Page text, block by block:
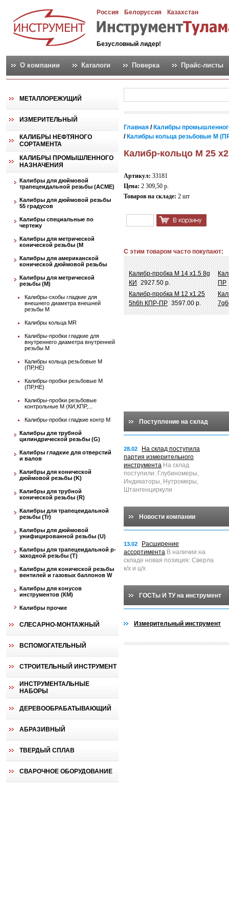
Россия Белоруссия Казахстан
Безусловный лидер!
О компании Каталоги Поверка Прайс-листы
МЕТАЛЛОРЕЖУЩИЙ
ИЗМЕРИТЕЛЬНЫЙ
КАЛИБРЫ НЕФТЯНОГО
СОРТАМЕНТА
КАЛИБРЫ ПРОМЫШЛЕННОГО
НАЗНАЧЕНИЯ
Калибры для дюймовой
трапецеидальной резьбы (АСМЕ)
Калибры для дюймовой резьбы
55 градусов
Калибры специальные по
чертежу
Калибры для метрической
конической резьбы (М
Калибры для американской
конической дюймовой резьбы
Калибры для метрической
резьбы (М)
Калибры-скобы гладкие для
внешнего диаметра внешней
резьбы М
Калибры кольца MR
Калибры-пробки гладкие для
внутреннего диаметра внутренней
резьбы М
Калибры кольца резьбовые М
(ПР,НЕ)
Калибры-пробки резьбовые М
(ПР,НЕ)
Калибры-пробки резьбовые
контрольные М (КИ,КПР,...
Калибры-пробки гладкие контр М
Калибры для трубной
цилиндрической резьбы (G)
Калибры гладкие для отверстий
и валов
Калибры для конической
дюймовой резьбы (K)
Калибры для трубной
конической резьбы (R)
Калибры для трапецеидальной
резьбы (Tr)
Калибры для дюймовой
унифицированной резьбы (U)
Калибры для трапецеидальной p-
заходной резьбы (T)
Калибры для конической резьбы
вентилей и газовых баллонов W
Калибры для конусов
инструментов (КМ)
Калибры прочие
СЛЕСАРНО-МОНТАЖНЫЙ
ВСПОМОГАТЕЛЬНЫЙ
СТРОИТЕЛЬНЫЙ ИНСТРУМЕНТ
ИНСТРУМЕНТАЛЬНЫЕ
НАБОРЫ
ДЕРЕВООБРАБАТЫВАЮЩИЙ
АБРАЗИВНЫЙ
ТВЕРДЫЙ СПЛАВ
СВАРОЧНОЕ ОБОРУДОВАНИЕ
Главная / Калибры
/ Калибры кольца резьбовые М
Калибр-кольцо М 25
Артикул: 33181
Цена: 2 309,50 р.
Товаров на складе: 2 шт
С этим товаром часто покупают:
Калибр-пробка М 14 х1.5 8g
КИ 2927.50 р.
ПР
Калибр-пробка М 12 х1.25
5h6h КПР-ПР 3597.00 р.
Поступление на склад
28.02
На склад поступила
партия измерительного
инструмента На склад
поступили: Глубиномеры,
Индикаторы, Нутромеры,
Штангенциркули
Новости компании
13.02
Расширение
ассортимента В наличии на
складе новая позиция: Сверла
к/х и ц/х
ГОСТы И ТУ на инструмент
Измерительный инструмент